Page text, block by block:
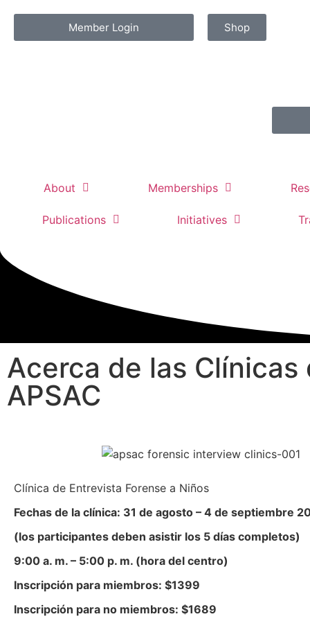
Member Login Shop
About Memberships
Publications Initiatives
Acerca de las Clínicas
APSAC
Clínica de Entrevista Forense a Niños
Fechas de la clínica: 31 de agosto – 4 de septiembre
(los participantes deben asistir los 5 días completos)
9:00 a. m. – 5:00 p. m. (hora del centro)
Inscripción para miembros: $1399
Inscripción para no miembros: $1689